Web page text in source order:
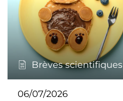
Brèves scientifiques
06/07/2026